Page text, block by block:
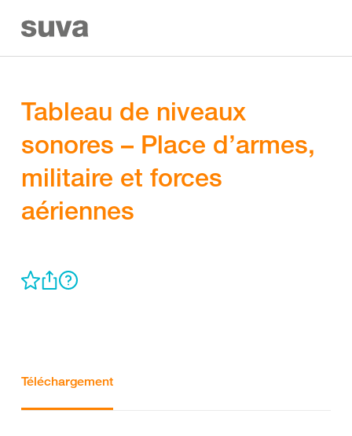
Tableau de niveaux
sonores – Place d’armes,
militaire et forces
aériennes
Téléchargement